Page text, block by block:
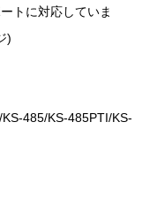
トに対応していま
)
485/KS-485PTI/KS-